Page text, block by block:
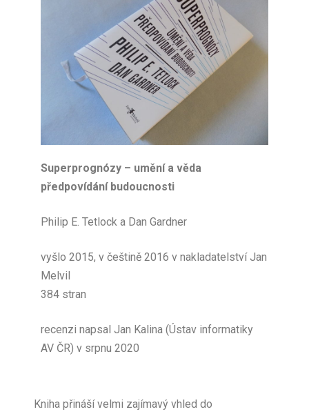
Superprognózy – umění a věda
předpovídání budoucnosti
Philip E. Tetlock a Dan Gardner
vyšlo 2015, v češtině 2016 v nakladatelství Jan
Melvil
384 stran
recenzi napsal Jan Kalina (Ústav informatiky
AV ČR) v srpnu 2020
Kniha přináší velmi zajímavý vhled do